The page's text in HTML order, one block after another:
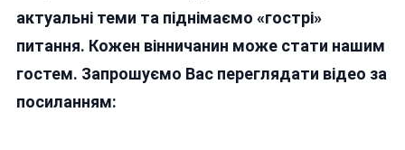
актуальні теми та піднімаємо «гострі»
питання. Кожен вінничанин може стати нашим
гостем. Запрошуємо Вас переглядати відео за
посиланням: